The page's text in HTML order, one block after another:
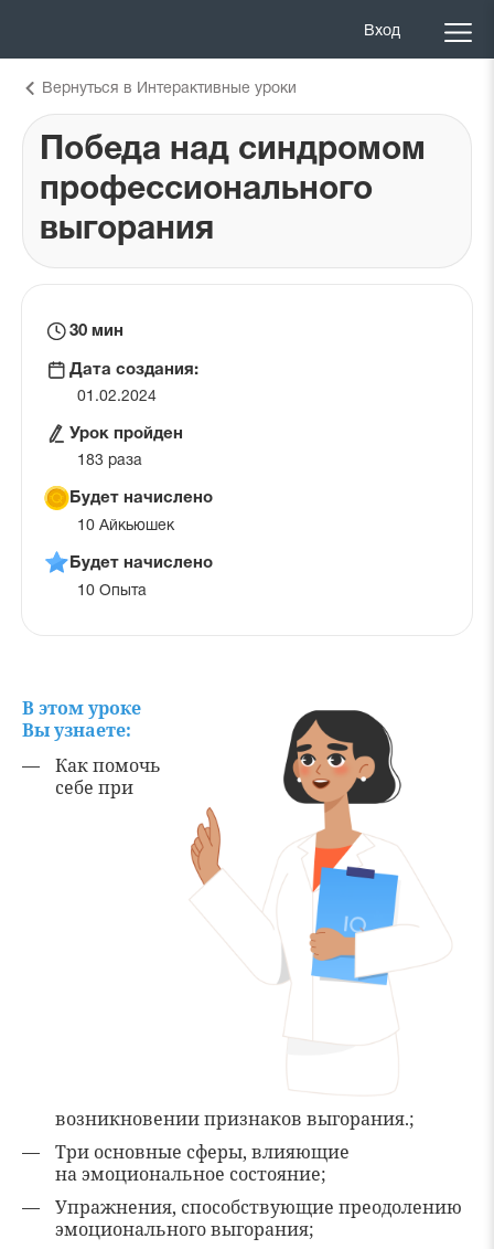
Вход
Вернуться в Интерактивные уроки
Победа над синдромом
профессионального
выгорания
В этом уроке
Вы узнаете:
Как помочь
себе при
возникновении признаков выгорания.;
Три основные сферы, влияющие
на эмоциональное состояние;
Упражнения, способствующие преодолению
эмоционального выгорания;
Время
урок
30 мин
Дата создания:
01.02.2024
Урок пройден
183 раза
Будет начислено
10 Айкьюшек
Будет начислено
10 Опыта